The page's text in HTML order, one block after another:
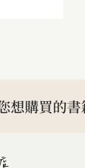
想購買的